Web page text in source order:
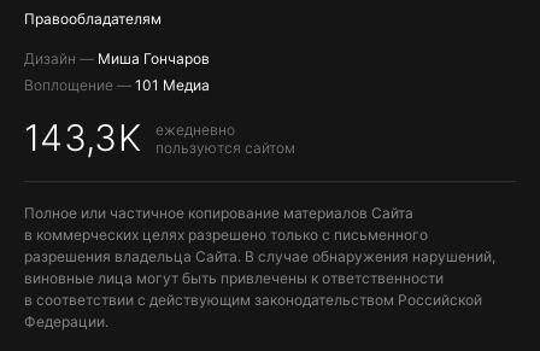
Правообладателям
Дизайн — Миша Гончаров
Воплощение — 101 Медиа
143,3K
ежедневно
пользуются сайтом
Полное или частичное копирование материалов Сайта
в коммерческих целях разрешено только с письменного
разрешения владельца Сайта. В случае обнаружения нарушений,
виновные лица могут быть привлечены к ответственности
в соответствии с действующим законодательством Российской
Федерации.